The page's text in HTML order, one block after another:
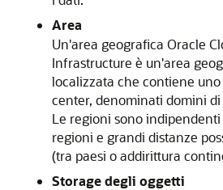
Area
Un'area geografica Oracle
Infrastructure è un'area
localizzata che contiene uno
center, denominati domini
Le regioni sono
regioni e grandi distanze
(tra paesi o addirittura
Storage degli oggetti